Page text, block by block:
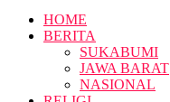
HOME
BERITA
SUKABUMI
JAWA BARAT
NASIONAL